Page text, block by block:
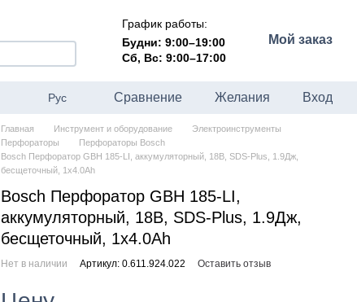
График работы:
Будни: 9:00–19:00
Сб, Вс: 9:00–17:00
Мой заказ
Рус Сравнение Желания Вход
Главная Инструмент и оборудование
Электроинструменты
Перфораторы
Перфораторы Bosch
Bosch Перфоратор GBH 185-LI, аккумуляторный, 18В, SDS-Plus, 1.9Дж,
бесщеточный, 1х4.0Ah
Bosch Перфоратор GBH 185-LI,
аккумуляторный, 18В, SDS-Plus, 1.9Дж,
бесщеточный, 1х4.0Ah
Нет в наличии Артикул: 0.611.924.022 Оставить отзыв